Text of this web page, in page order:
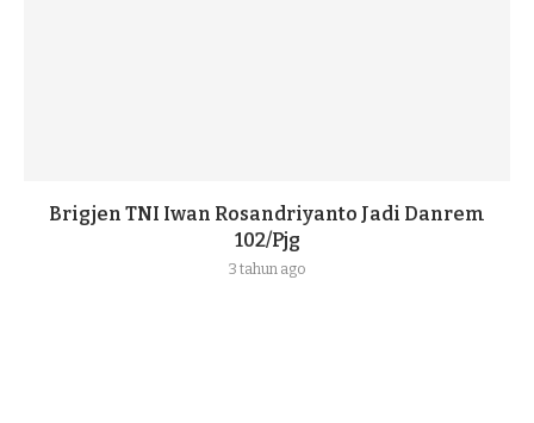
Brigjen TNI Iwan Rosandriyanto Jadi Danrem
102/Pjg
3 tahun ago